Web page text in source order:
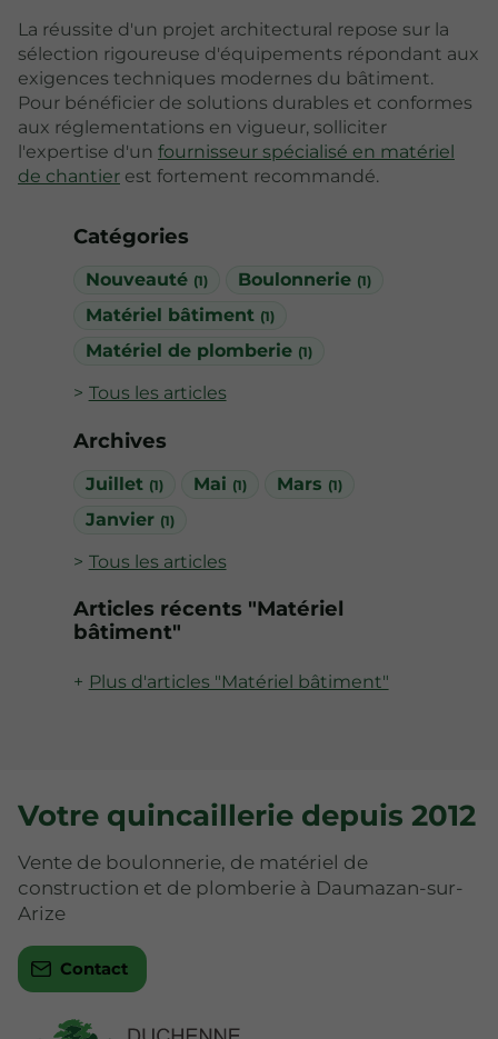
Catégories
Nouveauté (1) Boulonnerie (1)
Matériel bâtiment (1)
Matériel de plomberie (1)
Tous les articles
Archives
Juillet (1) Mai (1) Mars (1)
Janvier (1)
Tous les articles
Articles récents "Matériel
bâtiment"
Plus d'articles "Matériel bâtiment"
La réussite d'un projet architectural repose sur la
sélection rigoureuse d'équipements répondant aux
exigences techniques modernes du bâtiment.
Pour bénéficier de solutions durables et conformes
aux réglementations en vigueur, solliciter
l'expertise d'un fournisseur spécialisé en matériel
de chantier est fortement recommandé.
Votre quincaillerie depuis 2012
Vente de boulonnerie, de matériel de
construction et de plomberie à Daumazan-sur-
Arize
Contact